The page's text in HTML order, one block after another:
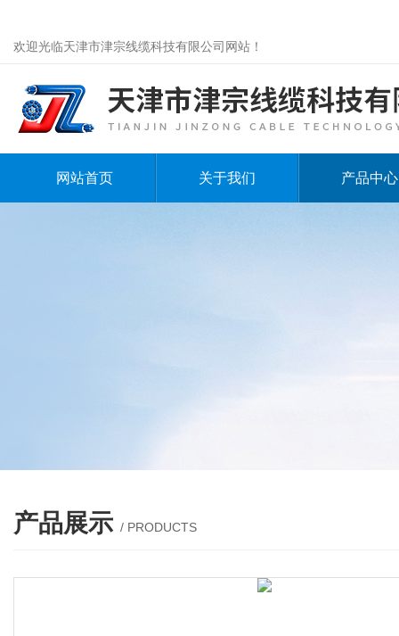
欢迎光临天津市津宗线缆科技有限公司网站！
网站首页 关于我们 产品中心
产品展示 / PRODUCTS